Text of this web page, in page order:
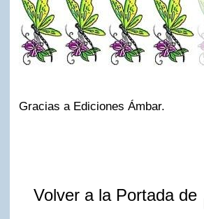
Gracias a Ediciones Ámbar.
Volver a la Portada de